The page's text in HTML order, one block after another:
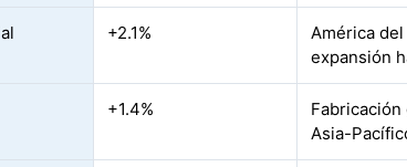
+2.1%
América
expansión
+1.4%
Asia-